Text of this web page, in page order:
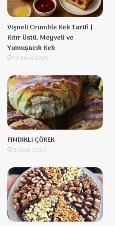
Vişneli Crumble Kek Tarifi |
Kıtır Üstü, Meyveli ve
Yumuşacık Kek
13 Ekim 2025
FINDIKLI ÇÖREK
8 Ocak 2023